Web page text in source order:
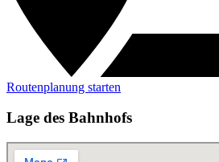
Routenplanung starten
Lage des Bahnhofs